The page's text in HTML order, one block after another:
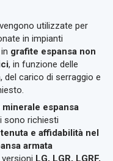
vengono utilizzate per
in impianti
grafite espansa non
, in funzione delle
del carico di serraggio e
espansa
sono richiesti
e affidabilità nel
armata
LG, LGR, LGRF,